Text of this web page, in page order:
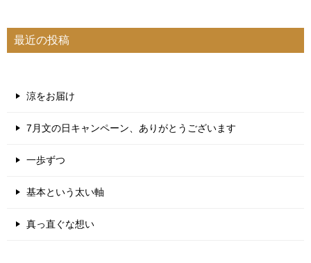
最近の投稿
涼をお届け
7月文の日キャンペーン、ありがとうございます
一歩ずつ
基本という太い軸
真っ直ぐな想い